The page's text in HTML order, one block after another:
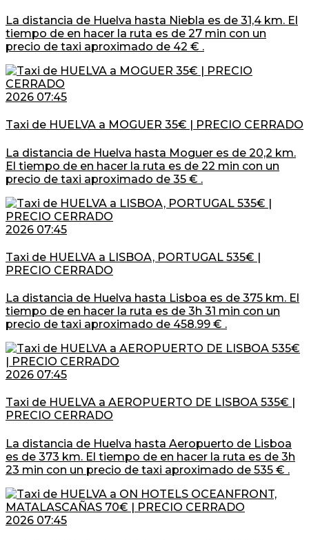
La distancia de Huelva hasta Niebla es de 31,4 km. El
tiempo de en hacer la ruta es de 27 min con un
precio de taxi aproximado de 42 € .
2026 07:45
Taxi de HUELVA a MOGUER 35€ | PRECIO CERRADO
La distancia de Huelva hasta Moguer es de 20,2 km.
El tiempo de en hacer la ruta es de 22 min con un
precio de taxi aproximado de 35 € .
2026 07:45
Taxi de HUELVA a LISBOA, PORTUGAL 535€ |
PRECIO CERRADO
La distancia de Huelva hasta Lisboa es de 375 km. El
tiempo de en hacer la ruta es de 3h 31 min con un
precio de taxi aproximado de 458.99 € .
2026 07:45
Taxi de HUELVA a AEROPUERTO DE LISBOA 535€ |
PRECIO CERRADO
La distancia de Huelva hasta Aeropuerto de Lisboa
es de 373 km. El tiempo de en hacer la ruta es de 3h
23 min con un precio de taxi aproximado de 535 € .
2026 07:45